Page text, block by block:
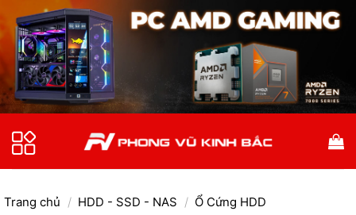
qua
nội
dung
Trang chủ / HDD - SSD - NAS / Ổ Cứng HDD